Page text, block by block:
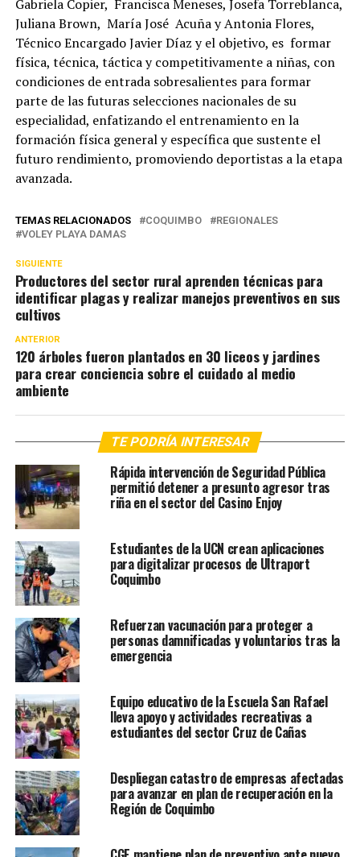
Gabriela Copier, Francisca Meneses, Josefa Torreblanca,
Juliana Brown, María José Acuña y Antonia Flores,
Técnico Encargado Javier Díaz y el objetivo, es formar
física, técnica, táctica y competitivamente a niñas, con
condiciones de entrada sobresalientes para formar
parte de las futuras selecciones nacionales de su
especialidad, enfatizando el entrenamiento en la
formación física general y específica que sustente el
futuro rendimiento, promoviendo deportistas a la etapa
avanzada.
TEMAS RELACIONADOS COQUIMBO
REGIONALES
VOLEY PLAYA DAMAS
SIGUIENTE
Productores del sector rural aprenden técnicas para
identificar plagas y realizar manejos preventivos en sus
cultivos
ANTERIOR
120 árboles fueron plantados en 30 liceos y jardines
para crear conciencia sobre el cuidado al medio
ambiente
TE PODRÍA INTERESAR
Rápida intervención de Seguridad Pública
permitió detener a presunto agresor tras
riña en el sector del Casino Enjoy
Estudiantes de la UCN crean aplicaciones
para digitalizar procesos de Ultraport
Coquimbo
Refuerzan vacunación para proteger a
personas damnificadas y voluntarios tras la
emergencia
Equipo educativo de la Escuela San Rafael
lleva apoyo y actividades recreativas a
estudiantes del sector Cruz de Cañas
Despliegan catastro de empresas afectadas
para avanzar en plan de recuperación en la
Región de Coquimbo